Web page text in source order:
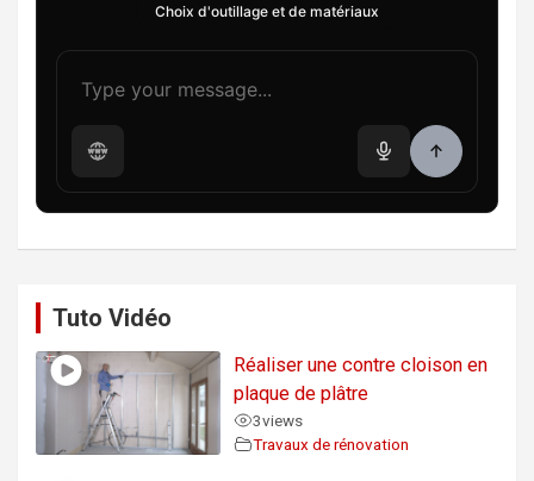
Choix d'outillage et de matériaux
Tuto Vidéo
Réaliser une contre cloison en
plaque de plâtre
3views
Travaux de rénovation